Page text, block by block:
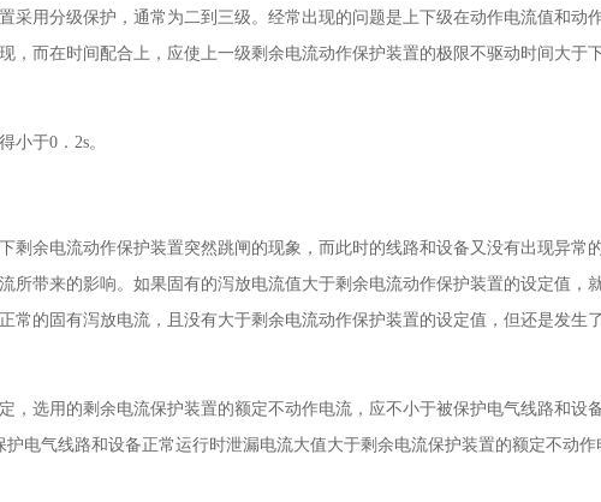
采用分级保护，通常为二到三级。经常出现的问题是上下级在动作电流值和动
，而在时间配合上，应使上一级剩余电流动作保护装置的极限不驱动时间大于
小于0．2s。
剩余电流动作保护装置突然跳闸的现象，而此时的线路和设备又没有出现异常
所带来的影响。如果固有的泻放电流值大于剩余电流动作保护装置的设定值，
常的固有泻放电流，且没有大于剩余电流动作保护装置的设定值，但还是发生
，选用的剩余电流保护装置的额定不动作电流，应不小于被保护电气线路和设
电气线路和设备正常运行时泄漏电流大值大于剩余电流保护装置的额定不动作